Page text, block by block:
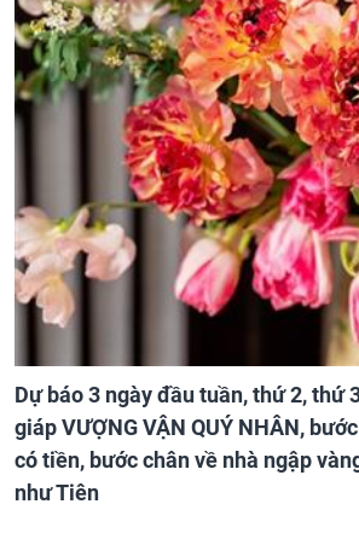
Dự báo 3 ngày đầu tuần, thứ 2, thứ
giáp VƯỢNG VẬN QUÝ NHÂN,
có tiền, bước chân về nhà ngập
như Tiên